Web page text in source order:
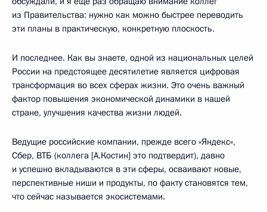
из Правительства: нужно как можно быстрее переводить
эти планы в практическую, конкретную плоскость.
И последнее. Как вы знаете, одной из национальных целей
России на предстоящее десятилетие является цифровая
трансформация во всех сферах жизни. Это очень важный
фактор повышения экономической динамики в нашей
стране, улучшения качества жизни людей.
Ведущие российские компании, прежде всего «Яндекс»,
Сбер, ВТБ (коллега [А.Костин] это подтвердит), давно
и успешно вкладываются в эти сферы, осваивают новые,
перспективные ниши и продукты, по факту становятся тем,
что сейчас называется экосистемами.